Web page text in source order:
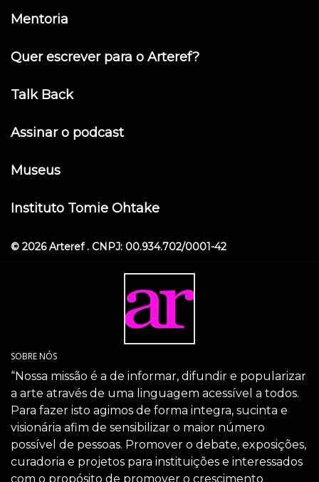
Mentoria
Quer escrever para o Arteref?
Talk Back
Assinar o podcast
Museus
Instituto Tomie Ohtake
© 2026 Arteref . CNPJ: 00.934.702/0001-42
SOBRE NÓS
“Nossa missão é a de informar, difundir e popularizar
a arte através de uma linguagem acessível a todos.
Para fazer isto agimos de forma integra, sucinta e
visionária afim de sensibilizar o maior número
possível de pessoas. Promover o debate, exposições,
curadoria e projetos para instituições e interessados
com o propósito de promover o crescimento